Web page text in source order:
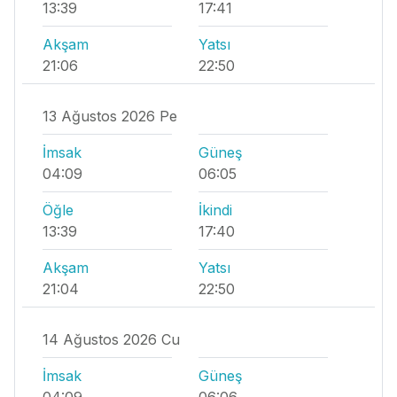
13:39 17:41
Akşam
21:06
Yatsı
22:50
13 Ağustos 2026 Pe
İmsak
04:09
Güneş
06:05
Öğle
13:39
İkindi
17:40
Akşam
21:04
Yatsı
22:50
14 Ağustos 2026 Cu
İmsak
Güneş